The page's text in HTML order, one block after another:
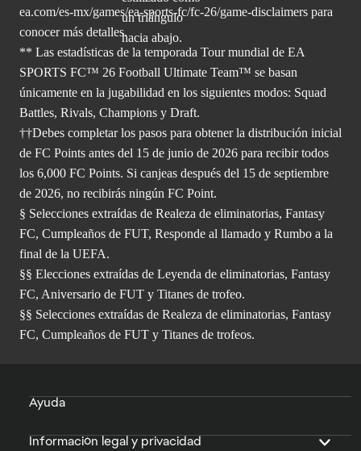
ea.com/es-mx/games/ea-sports-fc/fc-26/game-disclaimers para
conocer más detalles.
** Las estadísticas de la temporada Tour mundial de EA
SPORTS FC™ 26 Football Ultimate Team™ se basan
únicamente en la jugabilidad en los siguientes modos: Squad
Battles, Rivals, Champions y Draft.
††Debes completar los pasos para obtener la distribución inicial
de FC Points antes del 15 de junio de 2026 para recibir todos
los 6,000 FC Points. Si canjeas después del 15 de septiembre
de 2026, no recibirás ningún FC Point.
§ Selecciones extraídas de Realeza de eliminatorias, Fantasy
FC, Cumpleaños de FUT, Responde al llamado y Rumbo a la
final de la UEFA.
§§ Elecciones extraídas de Leyenda de eliminatorias, Fantasy
FC, Aniversario de FUT y Titanes de trofeo.
§§ Selecciones extraídas de Realeza de eliminatorias, Fantasy
FC, Cumpleaños de FUT y Titanes de trofeos.
Ayuda
Información legal y privacidad